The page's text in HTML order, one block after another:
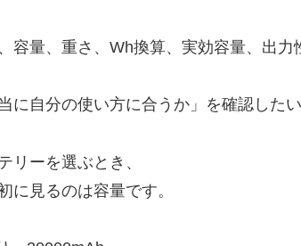
容量、重さ、Wh換算、実効容量、出力
に自分の使い方に合うか」を確認した
リーを選ぶとき、
に見るのは容量です。